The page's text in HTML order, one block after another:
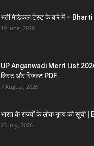
भर्ती मेडिकल टेस्ट के बारे में –
19 June, 2026
UP Anganwadi Merit List
लिस्ट और रिजल्ट PDF...
7 August, 2026
भारत के राज्यों के लोक नृत्य की सूची
23 July, 2026